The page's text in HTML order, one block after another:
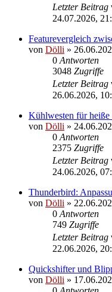
Letzter Beitrag
24.07.2026,
Featurevergleich
von Dölli »
0 Antworten
3048 Zugriffe
Letzter Beitrag
26.06.2026,
Kühlwesten für heiße
von Dölli »
0 Antworten
2375 Zugriffe
Letzter Beitrag
24.06.2026,
Thunderbird:
von Dölli »
0 Antworten
749 Zugriffe
Letzter Beitrag
22.06.2026,
Quickshifter und
von Dölli »